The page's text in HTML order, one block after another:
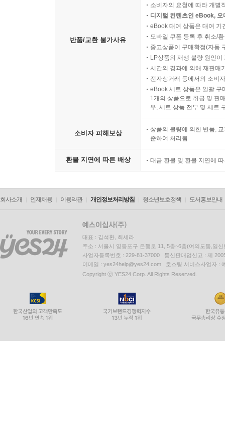
반품/교환 불가사유
소비자의 요청에 따라 개별
디지털 컨텐츠인 eBook,
eBook 대여 상품은 대여 기
모바일 쿠폰 등록 후 취소/
중고상품이 구매확정(자동
LP상품의 재생 불량 원인
시간의 경과에 의해 재판매
전자상거래 등에서의 소비
eBook 세트 상품은 일괄 구
1개의 상품으로 취급 및 판
우, 세트 상품 전부 및 세트
소비자 피해보상
상품의 불량에 의한 반품,
준하여 처리됨
환불 지연에 따른 배상 대금 환불 및 환불 지연에
회사소개 인재채용 이용약관 개인정보처리방침 청소년보호정책 도서홍보안내
대표 : 김석환, 최세라
주소 : 서울시 영등포구 은행로 11, 5층~6층(여의도동,일신
사업자등록번호 : 229-81-37000 통신판매업신고 : 제
이메일 : yes24help@yes24.com 호스팅 서비스사업자 :
Copyright ⓒ YES24 Corp. All Rights Reserved.